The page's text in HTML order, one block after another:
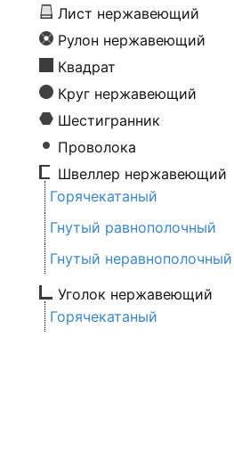
Лист нержавеющий
Рулон нержавеющий
Квадрат
Круг нержавеющий
Шестигранник
Проволока
Швеллер нержавеющий
Горячекатаный
Гнутый равнополочный
Гнутый неравнополочный
Уголок нержавеющий
Горячекатаный